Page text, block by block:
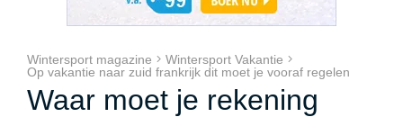
Wintersport magazine
Wintersport Vakantie
Op vakantie naar zuid frankrijk dit moet je vooraf regelen
Waar moet je rekening